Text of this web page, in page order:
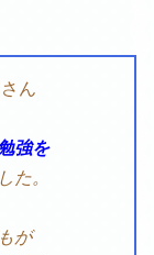
ん
勉強を
た。
が